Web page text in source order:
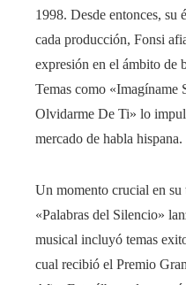
1998. Desde entonces,
cada producción, Fonsi
expresión en el ámbito de
Temas como «Imagíname
Olvidarme De Ti» lo
mercado de habla hispana.
Un momento crucial en
«Palabras del Silencio»
musical incluyó temas
cual recibió el Premio